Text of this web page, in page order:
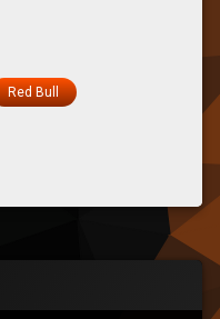
Red Bull